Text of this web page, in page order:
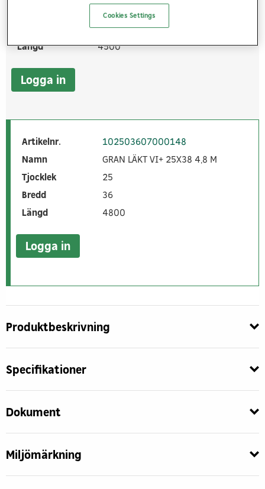
25
36
Längd
4500
Logga in
Artikelnr.
102503607000148
Namn
GRAN LÄKT VI+ 25X38 4,8 M
Tjocklek
25
Bredd
36
Längd
4800
Logga in
Produktbeskrivning
Specifikationer
Dokument
Miljömärkning
Cookies Settings